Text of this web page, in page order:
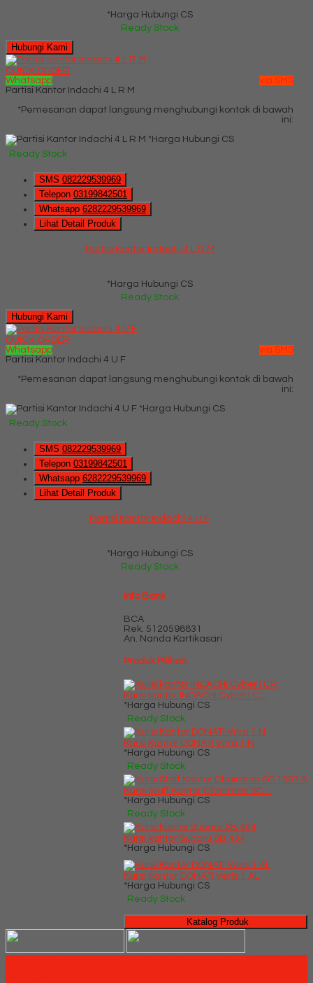
*Harga Hubungi CS
Ready Stock
Hubungi Kami
QUICK ORDER
Whatsapp
via SMS
Partisi Kantor Indachi 4 L R M
*Pemesanan dapat langsung menghubungi kontak di bawah
ini:
*Harga Hubungi CS
Ready Stock
SMS 082229539969
Telepon 03199842501
Whatsapp 6282229539969
Lihat Detail Produk
Partisi Kantor Indachi 4 L R M
*Harga Hubungi CS
Ready Stock
Hubungi Kami
QUICK ORDER
Whatsapp
via SMS
Partisi Kantor Indachi 4 U F
*Pemesanan dapat langsung menghubungi kontak di bawah
ini:
*Harga Hubungi CS
Ready Stock
SMS 082229539969
Telepon 03199842501
Whatsapp 6282229539969
Lihat Detail Produk
Partisi Kantor Indachi 4 U F
*Harga Hubungi CS
Ready Stock
Info Bank
BCA
Rek. 5120598831
An. Nanda Kartikasari
Produk Pilihan
Kursi kantor INDACHI Cyber I C....
*Harga Hubungi CS
Ready Stock
Kursi Kantor DONATI Vitra 1 N
*Harga Hubungi CS
Ready Stock
Kursi Staff Kantor Chairman SC....
*Harga Hubungi CS
Ready Stock
Kursi kantor Subaru SB 404
*Harga Hubungi CS
Kursi Kantor DONATI Veris 1 AL
*Harga Hubungi CS
Ready Stock
Katalog Produk